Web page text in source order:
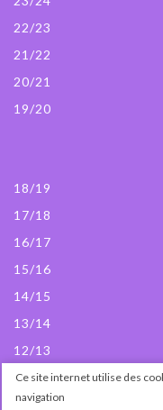
22/23
21/22
20/21
19/20
18/19
17/18
16/17
15/16
14/15
13/14
12/13
© Passedanse 2024
Ce site internet utilise des
navigation